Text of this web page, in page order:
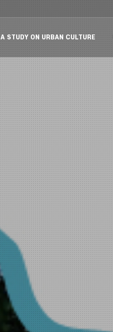
A STUDY ON URBAN CULTURE